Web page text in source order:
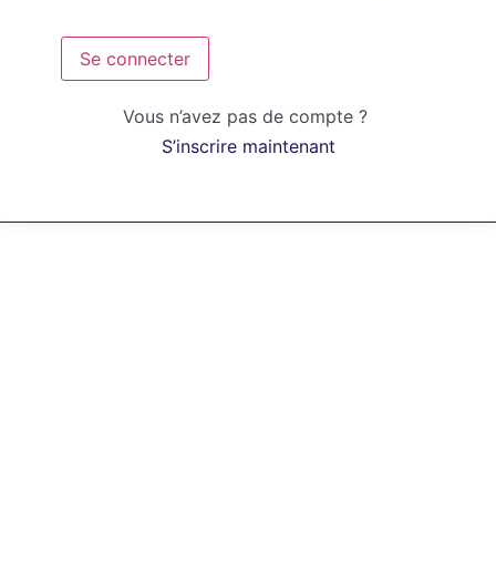
Se connecter
Vous n’avez pas de compte ?
S’inscrire maintenant